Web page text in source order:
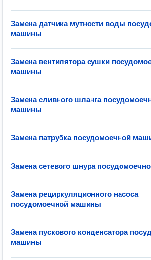
Замена датчика мутности воды
машины
Замена вентилятора сушки
машины
Замена сливного шланга
машины
Замена патрубка посудомоечной
Замена сетевого шнура
Замена рециркуляционного насоса
посудомоечной машины
Замена пускового конденсатора
машины